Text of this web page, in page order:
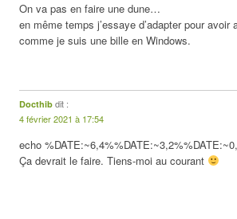
On va pas en faire une dune…
en même temps j’essaye d’adapter pour
comme je suis une bille en Windows.
Docthib dit :
4 février 2021 à 17:54
echo
Ça devrait le faire. Tiens-moi au courant